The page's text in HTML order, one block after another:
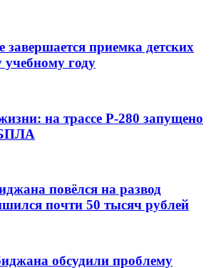
приемка детских
учебному году
на трассе Р-280 запущено
повёлся на развод
почти 50 тысяч рублей
обсудили проблему